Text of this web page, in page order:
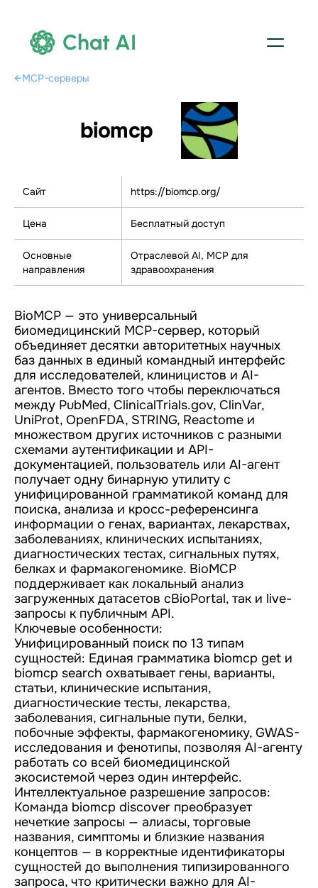
Chat AI
←MCP-серверы
biomcp
Сайт https://biomcp.org/
Цена Бесплатный доступ
Основные
направления
Отраслевой AI, МСР для
здравоохранения
BioMCP — это универсальный
биомедицинский MCP-сервер, который
объединяет десятки авторитетных научных
баз данных в единый командный интерфейс
для исследователей, клиницистов и AI-
агентов. Вместо того чтобы переключаться
между PubMed, ClinicalTrials.gov, ClinVar,
UniProt, OpenFDA, STRING, Reactome и
множеством других источников с разными
схемами аутентификации и API-
документацией, пользователь или AI-агент
получает одну бинарную утилиту с
унифицированной грамматикой команд для
поиска, анализа и кросс-референсинга
информации о генах, вариантах, лекарствах,
заболеваниях, клинических испытаниях,
диагностических тестах, сигнальных путях,
белках и фармакогеномике. BioMCP
поддерживает как локальный анализ
загруженных датасетов cBioPortal, так и live-
запросы к публичным API.
Ключевые особенности:
Унифицированный поиск по 13 типам
сущностей: Единая грамматика biomcp get и
biomcp search охватывает гены, варианты,
статьи, клинические испытания,
диагностические тесты, лекарства,
заболевания, сигнальные пути, белки,
побочные эффекты, фармакогеномику, GWAS-
исследования и фенотипы, позволяя AI-агенту
работать со всей биомедицинской
экосистемой через один интерфейс.
Интеллектуальное разрешение запросов:
Команда biomcp discover преобразует
нечеткие запросы — алиасы, торговые
названия, симптомы и близкие названия
концептов — в корректные идентификаторы
сущностей до выполнения типизированного
запроса, что критически важно для AI-